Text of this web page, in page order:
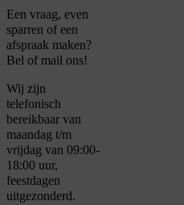
Een vraag, even
sparren of een
afspraak maken?
Bel of mail ons!
Wij zijn
telefonisch
bereikbaar van
maandag t/m
vrijdag van 09:00-
18:00 uur,
feestdagen
uitgezonderd.